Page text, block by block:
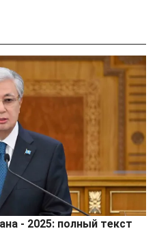
- 2025: полный текст